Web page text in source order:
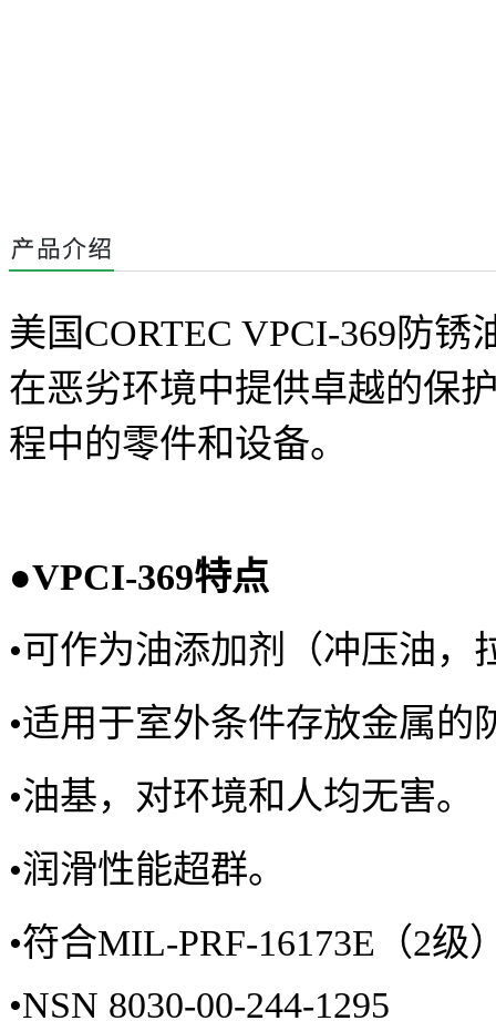
美国 CORTEC VPCI-369防锈
在恶劣环境中提供卓越的保
程中的零件和设备。
●VPCI-369特点
•可作为油添加剂（冲压油，
•适用于室外条件存放金属的
•油基，对环境和人均无害。
•润滑性能超群。
•符合MIL-PRF-16173E（2级
•NSN 8030-00-244-1295